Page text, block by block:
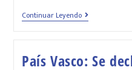
Continuar Leyendo
País Vasco: Se